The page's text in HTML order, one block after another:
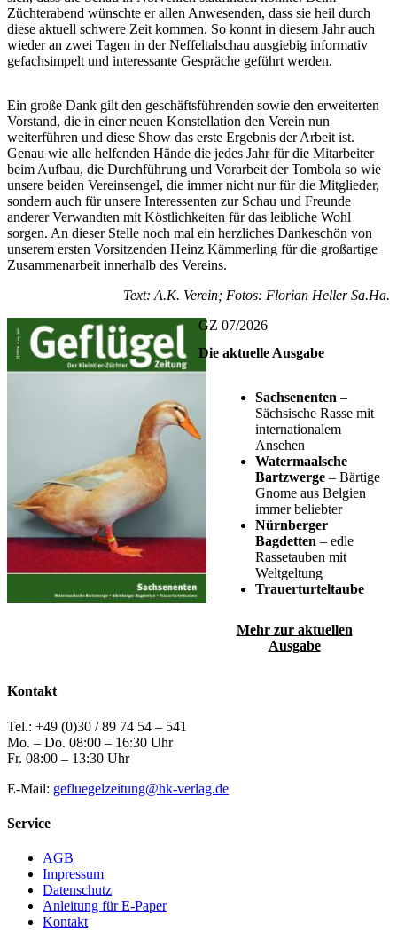
Züchterabend wünschte er allen Anwesenden, dass sie heil durch
diese aktuell schwere Zeit kommen. So konnt in diesem Jahr auch
wieder an zwei Tagen in der Neffeltalschau ausgiebig informativ
gefachsimpelt und interessante Gespräche geführt werden.
Ein große Dank gilt den geschäftsführenden sowie den erweiterten
Vorstand, die in einer neuen Konstellation den Verein nun
weiterführen und diese Show das erste Ergebnis der Arbeit ist.
Genau wie alle helfenden Hände die jedes Jahr für die Mitarbeiter
beim Aufbau, die Durchführung und Vorarbeit der Tombola so wie
unsere beiden Vereinsengel, die immer nicht nur für die Mitglieder,
sondern auch für unsere Interessenten zur Schau und Freunde
anderer Verwandten mit Köstlichkeiten für das leibliche Wohl
sorgen. An dieser Stelle noch mal ein herzliches Dankeschön von
unserem ersten Vorsitzenden Heinz Kämmerling für die großartige
Zusammenarbeit innerhalb des Vereins.
Text: A.K. Verein; Fotos: Florian Heller Sa.Ha.
GZ 07/2026
Die aktuelle Ausgabe
Sachsenenten –
Sächsische Rasse mit
internationalem
Ansehen
Watermaalsche
Bartzwerge – Bärtige
Gnome aus Belgien
immer beliebter
Nürnberger
Bagdetten – edle
Rassetauben mit
Weltgeltung
Trauerturteltaube
Mehr zur aktuellen
Ausgabe
Kontakt
Tel.: +49 (0)30 / 89 74 54 – 541
Mo. – Do. 08:00 – 16:30 Uhr
Fr. 08:00 – 13:30 Uhr
E-Mail: gefluegelzeitung@hk-verlag.de
Service
AGB
Impressum
Datenschutz
Anleitung für E-Paper
Kontakt